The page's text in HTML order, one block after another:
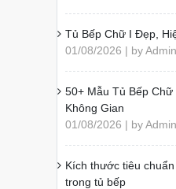
Tủ Bếp Chữ I Đẹp,
01/08/2026 | by
50+ Mẫu Tủ Bếp
Không Gian
01/08/2026 | by
Kích thước tiêu
trong tủ bếp